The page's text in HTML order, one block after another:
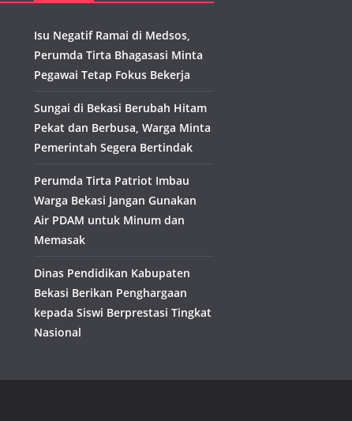
Isu Negatif Ramai di Medsos,
Perumda Tirta Bhagasasi Minta
Pegawai Tetap Fokus Bekerja
Sungai di Bekasi Berubah Hitam
Pekat dan Berbusa, Warga Minta
Pemerintah Segera Bertindak
Perumda Tirta Patriot Imbau
Warga Bekasi Jangan Gunakan
Air PDAM untuk Minum dan
Memasak
Dinas Pendidikan Kabupaten
Bekasi Berikan Penghargaan
kepada Siswi Berprestasi Tingkat
Nasional